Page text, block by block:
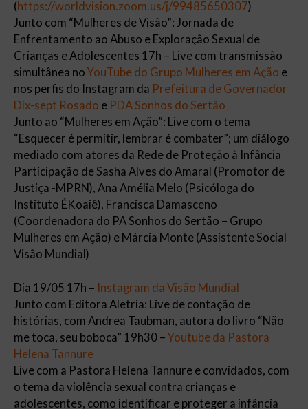
(https://worldvision.zoom.us/j/99485650307)
Junto com “Mulheres de Visão”: Jornada de
Enfrentamento ao Abuso e Exploração Sexual de
Crianças e Adolescentes 17h – Live com transmissão
simultânea no YouTube do Grupo Mulheres em Ação e
nos perfis do Instagram da Prefeitura de Governador
Dix-sept Rosado e PDA Sonhos do Sertão
Junto ao “Mulheres em Ação”: Live com o tema
“Esquecer é permitir, lembrar é combater”; um diálogo
mediado com atores da Rede de Proteção à Infância
Participação de Sasha Alves do Amaral (Promotor de
Justiça -MPRN), Ana Amélia Melo (Psicóloga do
Instituto ÉKoaiê), Francisca Damasceno
(Coordenadora do PA Sonhos do Sertão – Grupo
Mulheres em Ação) e Márcia Monte (Assistente Social
Visão Mundial)
Dia 19/05 17h – Instagram da Visão Mundial
Junto com Editora Aletria: Live de contação de
histórias, com Andrea Taubman, autora do livro “Não
me toca, seu boboca” 19h30 – Youtube da Pastora
Helena Tannure
Live com a Pastora Helena Tannure e convidados, com
o tema da violência sexual contra crianças e
adolescentes, como identificar e proteger a infância